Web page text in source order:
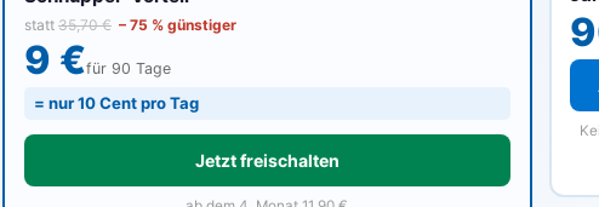
statt 35,70 € – 75 % günstiger
9 €für 90 Tage
= nur 10 Cent pro Tag
Jetzt freischalten